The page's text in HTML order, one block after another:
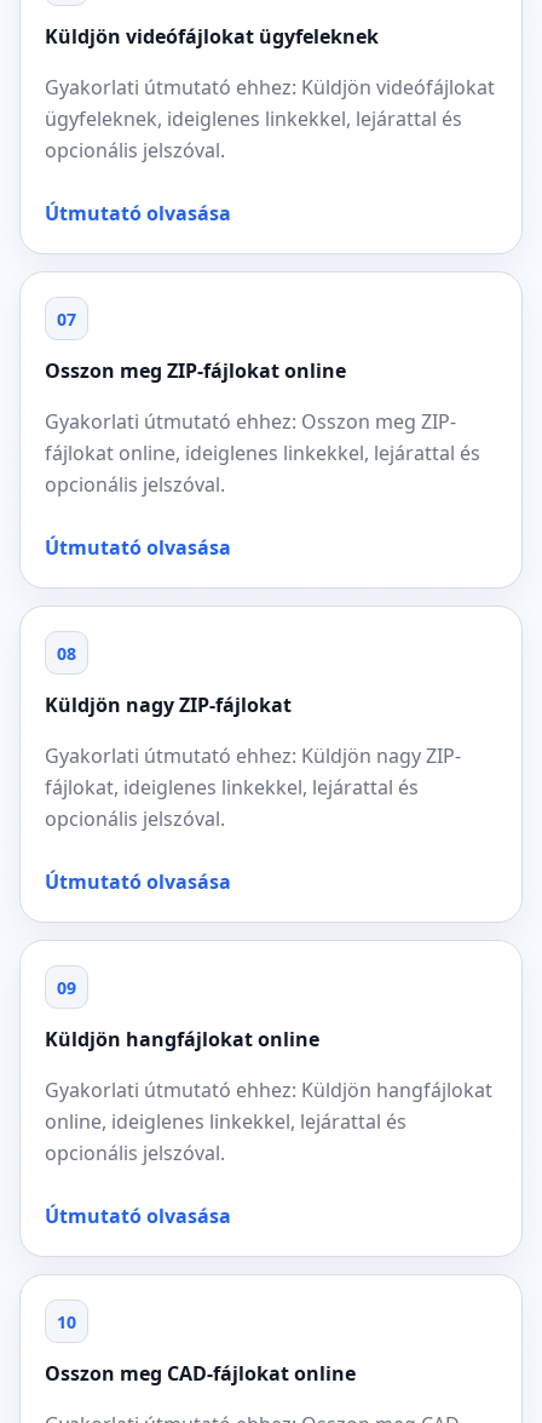
Küldjön videófájlokat ügyfeleknek
Gyakorlati útmutató ehhez: Küldjön videófájlokat
ügyfeleknek, ideiglenes linkekkel, lejárattal és
opcionális jelszóval.
Útmutató olvasása
07
Osszon meg ZIP-fájlokat online
Gyakorlati útmutató ehhez: Osszon meg ZIP-
fájlokat online, ideiglenes linkekkel, lejárattal és
opcionális jelszóval.
Útmutató olvasása
08
Küldjön nagy ZIP-fájlokat
Gyakorlati útmutató ehhez: Küldjön nagy ZIP-
fájlokat, ideiglenes linkekkel, lejárattal és
opcionális jelszóval.
Útmutató olvasása
09
Küldjön hangfájlokat online
Gyakorlati útmutató ehhez: Küldjön hangfájlokat
online, ideiglenes linkekkel, lejárattal és
opcionális jelszóval.
Útmutató olvasása
10
Osszon meg CAD-fájlokat online